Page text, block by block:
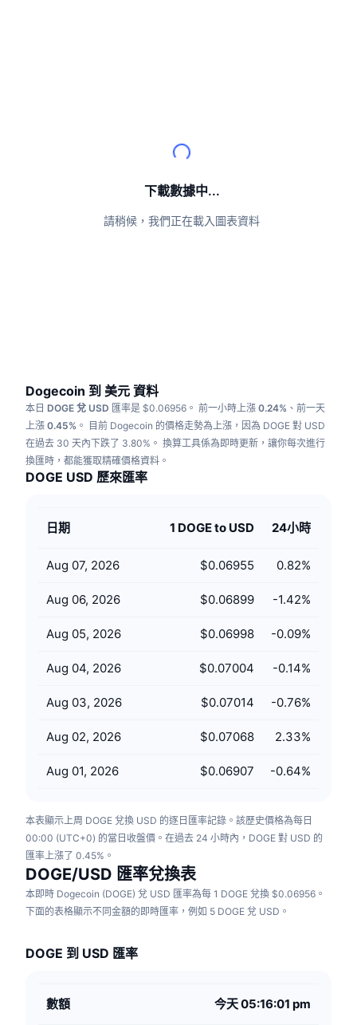
運動
金融
技術
NFT 整體統計數字
RSI
MACD
資金費率
研究報告
影片
詞彙庫
學習賺幣
行事曆
ICO 行事曆
下載數據中...
請稍候，我們正在載入圖表資料
Dogecoin 到 美元 資料
本日 DOGE 兌 USD 匯率是 $0.06956。 前一小時上漲 0.24% 、前一天
上漲 0.45% 。 目前 Dogecoin 的價格走勢為上漲，因為 DOGE 對 USD
在過去 30 天內下跌了 3.80%。 換算工具係為即時更新，讓你每次進行
換匯時，都能獲取精確價格資料。
DOGE USD 歷來匯率
日期 1 DOGE to USD 24小時
Aug 07, 2026 $0.06955 0.82%
Aug 06, 2026 $0.06899 -1.42%
Aug 05, 2026 $0.06998 -0.09%
Aug 04, 2026 $0.07004 -0.14%
Aug 03, 2026 $0.07014 -0.76%
Aug 02, 2026 $0.07068 2.33%
Aug 01, 2026 $0.06907 -0.64%
本表顯示上周 DOGE 兌換 USD 的逐日匯率記錄。該歷史價格為每日
00:00 (UTC+0) 的當日收盤價。在過去 24 小時內，DOGE 對 USD 的
匯率上漲了 0.45%。
DOGE/USD 匯率兌換表
本即時 Dogecoin (DOGE) 兌 USD 匯率為每 1 DOGE 兌換 $0.06956。
下面的表格顯示不同金額的即時匯率，例如 5 DOGE 兌 USD。
DOGE 到 USD 匯率
數額 今天 05:16:01 pm